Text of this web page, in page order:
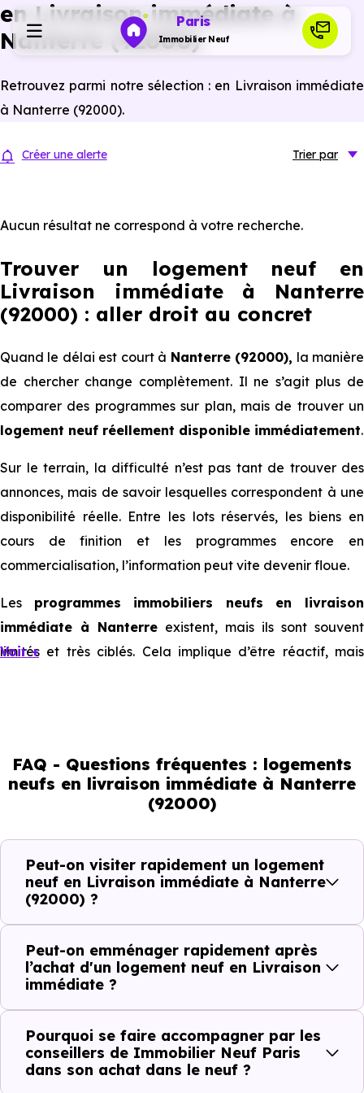
Paris
Immobilier Neuf
Habiter
Ressources
Financer
en Livraison immédiate à
Nanterre (92000)
Retrouvez parmi notre sélection : en Livraison immédiate
à Nanterre (92000).
Créer une alerte Trier par
Aucun résultat ne correspond à votre recherche.
Trouver un logement neuf en
Livraison immédiate à Nanterre
(92000) : aller droit au concret
Quand le délai est court à Nanterre (92000), la manière
de chercher change complètement. Il ne s’agit plus de
comparer des programmes sur plan, mais de trouver un
logement neuf réellement disponible immédiatement.
Sur le terrain, la difficulté n’est pas tant de trouver des
annonces, mais de savoir lesquelles correspondent à une
disponibilité réelle. Entre les lots réservés, les biens en
cours de finition et les programmes encore en
commercialisation, l’information peut vite devenir floue.
Les programmes immobiliers neufs en livraison
immédiate à Nanterre existent, mais ils sont souvent
limités et très ciblés. Cela implique d’être réactif, mais
pouvez réellement faire
logement neuf en livraison immédiate à
le projet peut avancer rapidement.
Action Ce que cela change pour vous
Visiter Vous voyez le bien tel qu’il est
Comparer Vous comparez des biens réels
Voir +
FAQ - Questions fréquentes : logements
neufs en livraison immédiate à Nanterre
(92000)
Peut-on visiter rapidement un logement
neuf en Livraison immédiate à Nanterre
(92000) ?
Peut-on emménager rapidement après
l’achat d'un logement neuf en Livraison
immédiate ?
Pourquoi se faire accompagner par les
conseillers de Immobilier Neuf Paris
dans son achat dans le neuf ?